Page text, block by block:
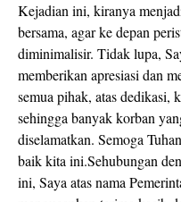
Kejadian ini, kiranya
bersama, agar ke depan
diminimalisir. Tidak lupa,
memberikan apresiasi dan
semua pihak, atas dedikasi,
sehingga banyak korban
diselamatkan. Semoga
baik kita ini.Sehubungan
ini, Saya atas nama